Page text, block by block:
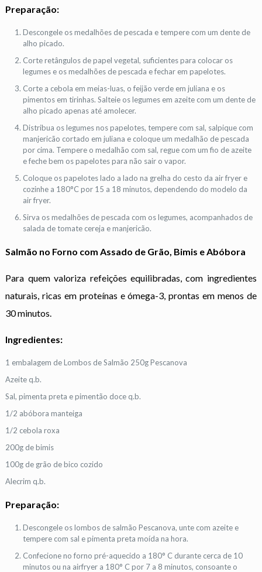
Preparação:
Descongele os medalhões de pescada e tempere com um dente de
alho picado.
Corte retângulos de papel vegetal, suficientes para colocar os
legumes e os medalhões de pescada e fechar em papelotes.
Corte a cebola em meias-luas, o feijão verde em juliana e os
pimentos em tirinhas. Salteie os legumes em azeite com um dente de
alho picado apenas até amolecer.
Distribua os legumes nos papelotes, tempere com sal, salpique com
manjericão cortado em juliana e coloque um medalhão de pescada
por cima. Tempere o medalhão com sal, regue com um fio de azeite
e feche bem os papelotes para não sair o vapor.
Coloque os papelotes lado a lado na grelha do cesto da air fryer e
cozinhe a 180°C por 15 a 18 minutos, dependendo do modelo da
air fryer.
Sirva os medalhões de pescada com os legumes, acompanhados de
salada de tomate cereja e manjericão.
Salmão no Forno com Assado de Grão, Bimis e Abóbora
Para quem valoriza refeições equilibradas, com ingredientes
naturais, ricas em proteínas e ómega-3, prontas em menos de
30 minutos.
Ingredientes:
1 embalagem de Lombos de Salmão 250g Pescanova
Azeite q.b.
Sal, pimenta preta e pimentão doce q.b.
1/2 abóbora manteiga
1/2 cebola roxa
200g de bimis
100g de grão de bico cozido
Alecrim q.b.
Preparação:
Descongele os lombos de salmão Pescanova, unte com azeite e
tempere com sal e pimenta preta moída na hora.
Confecione no forno pré-aquecido a 180° C durante cerca de 10
minutos ou na airfryer a 180° C por 7 a 8 minutos, consoante o